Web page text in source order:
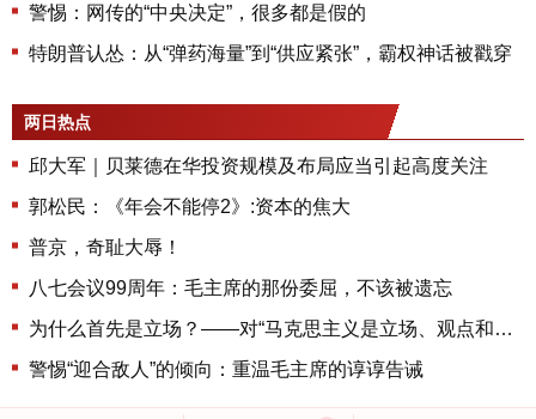
警惕：网传的“中央决定”，很多都是假的
特朗普认怂：从“弹药海量”到“供应紧张”，霸权神话被戳穿
两日热点
邱大军｜贝莱德在华投资规模及布局应当引起高度关注
郭松民：《年会不能停2》:资本的焦大
普京，奇耻大辱！
八七会议99周年：毛主席的那份委屈，不该被遗忘
为什么首先是立场？——对“马克思主义是立场、观点和方法的统一”的再思考
警惕“迎合敌人”的倾向：重温毛主席的谆谆告诫